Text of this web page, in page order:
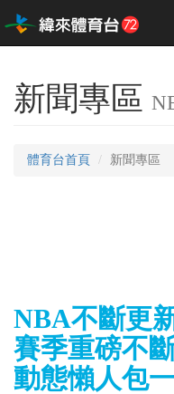
新聞專區
體育台首頁 新聞專區
NBA不斷更
賽季重磅不
動態懶人包